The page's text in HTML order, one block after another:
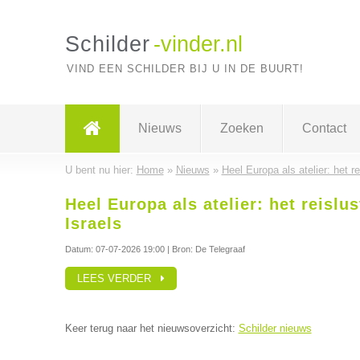
Schilder -vinder.nl
VIND EEN SCHILDER BIJ U IN DE BUURT!
Nieuws Zoeken Contact
U bent nu hier: Home» Nieuws » Heel Europa als atelier: het
Heel Europa als atelier: het
Israels
Datum: 07-07-2026 19:00| Bron: De Telegraaf
LEES VERDER
Keer terug naar het nieuwsoverzicht: Schilder nieuws